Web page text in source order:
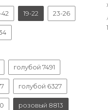
19-22 23-26
голубой 7491
голубой 6327
розовый 8813